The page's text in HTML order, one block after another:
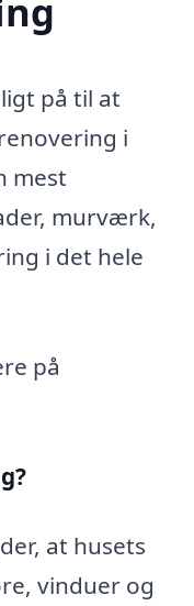
på til at
i
mest
murværk,
i det hele
på
at husets
vinduer og